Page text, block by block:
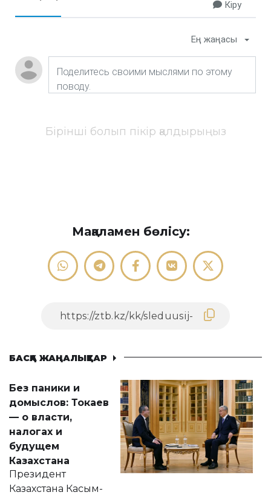
Кіру
Ең жаңасы
Бірінші болып пікір қалдырыңыз
Мақаламен бөлісу:
БАСҚА ЖАҢАЛЫҚТАР
Без паники и
домыслов: Токаев
— о власти,
налогах и
будущем
Казахстана
Президент
Казахстана Касым-